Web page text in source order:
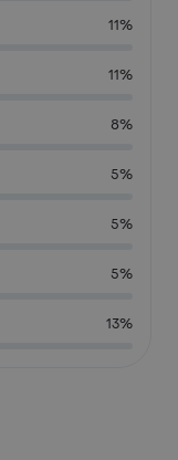
11%
11%
8%
5%
5%
5%
13%